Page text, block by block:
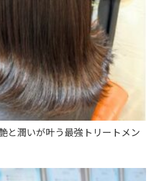
と潤いが叶う最強トリートメン